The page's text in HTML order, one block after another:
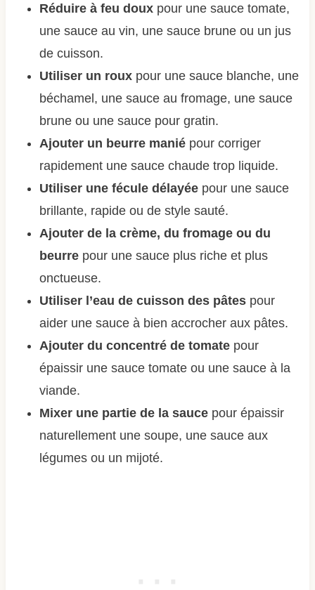
Réduire à feu douxpour une sauce tomate,
une sauce au vin, une sauce brune ou un jus
de cuisson.
Utiliser un rouxpour une sauce blanche, une
béchamel, une sauce au fromage, une sauce
brune ou une sauce pour gratin.
Ajouter un beurre maniépour corriger
rapidement une sauce chaude trop liquide.
Utiliser une fécule délayéepour une sauce
brillante, rapide ou de style sauté.
Ajouter de la crème, du fromage ou du
beurrepour une sauce plus riche et plus
onctueuse.
Utiliser l’eau de cuisson des pâtespour
aider une sauce à bien accrocher aux pâtes.
Ajouter du concentré de tomatepour
épaissir une sauce tomate ou une sauce à la
viande.
Mixer une partie de la saucepour épaissir
naturellement une soupe, une sauce aux
légumes ou un mijoté.